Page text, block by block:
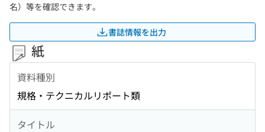
名）等を確認できます。
書誌情報を出力
紙
資料種別
規格・テクニカルリポート類
タイトル